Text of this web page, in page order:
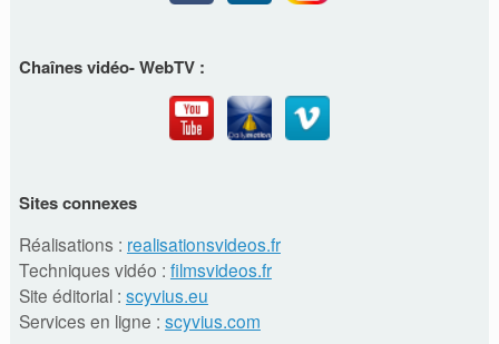
Chaînes vidéo- WebTV :
Sites connexes
Réalisations : realisationsvideos.fr
Techniques vidéo : filmsvideos.fr
Site éditorial : scyvius.eu
Services en ligne : scyvius.com